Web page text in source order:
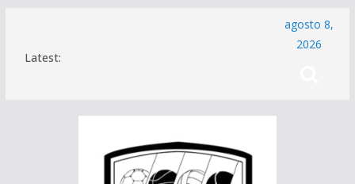
contenido
Latest:
agosto 8,
2026